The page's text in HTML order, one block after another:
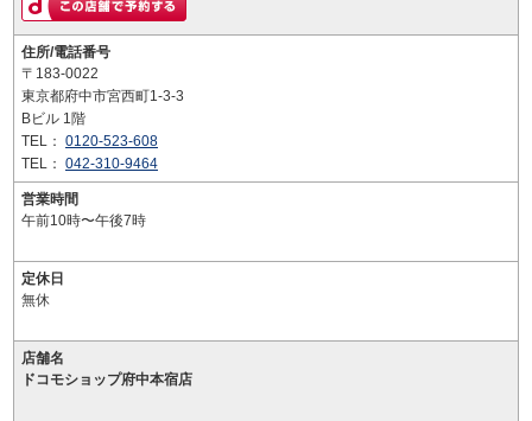
住所/電話番号
〒183-0022
東京都府中市宮西町1-3-3
Bビル 1階
TEL： 0120-523-608
TEL： 042-310-9464
営業時間
午前10時〜午後7時
定休日
無休
店舗名
ドコモショップ府中本宿店